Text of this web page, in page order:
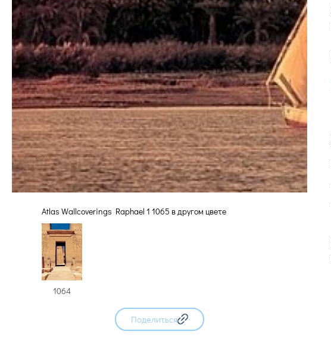
Atlas Wallcoverings Raphael 1 1065 в другом цвете
1064
Поделиться